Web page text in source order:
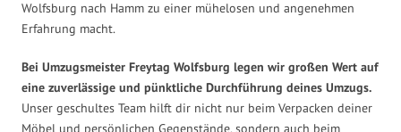
Wolfsburg nach Hamm zu einer mühelosen und angenehmen
Erfahrung macht.
Bei Umzugsmeister Freytag Wolfsburg legen wir großen Wert auf
eine zuverlässige und pünktliche Durchführung deines Umzugs.
Unser geschultes Team hilft dir nicht nur beim Verpacken deiner
Möbel und persönlichen Gegenstände, sondern auch beim